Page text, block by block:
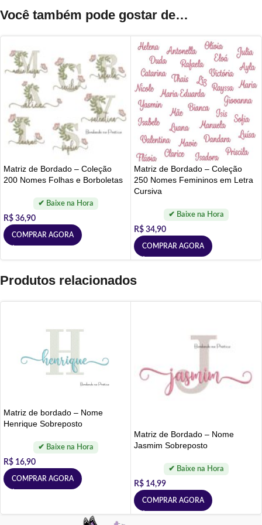
Você também pode gostar de…
Matriz de Bordado – Coleção
200 Nomes Folhas e Borboletas
R$ 36,90
COMPRAR AGORA
Matriz de Bordado – Coleção
250 Nomes Femininos em Letra
Cursiva
R$ 34,90
COMPRAR AGORA
Produtos relacionados
Matriz de bordado – Nome
Henrique Sobreposto
R$ 16,90
COMPRAR AGORA
Matriz de Bordado – Nome
Jasmim Sobreposto
R$ 14,99
COMPRAR AGORA